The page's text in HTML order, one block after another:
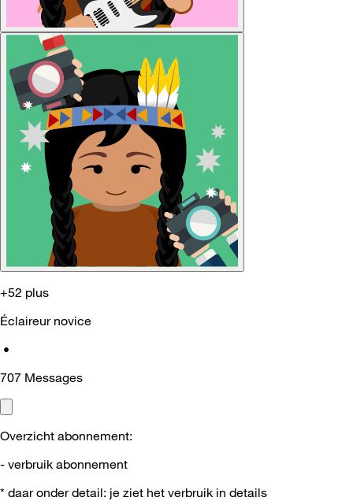
+52 plus
Éclaireur novice
•
707 Messages
Overzicht abonnement:
- verbruik abonnement
* daar onder detail: je ziet het verbruik in details